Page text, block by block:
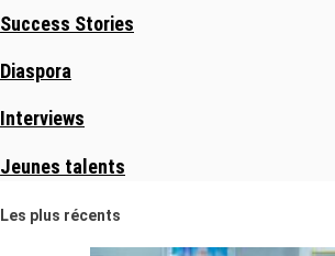
Success Stories
Diaspora
Interviews
Jeunes talents
Les plus récents